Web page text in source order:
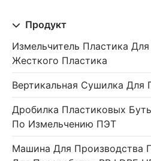
Продукт
Измельчитель Пластика
Жесткого Пластика
Вертикальная Сушилка Для
Дробилка Пластиковых
По Измельчению ПЭТ
Машина Для Производства